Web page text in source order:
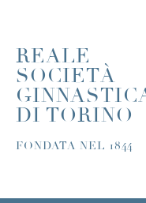
REALE
SOCIETÀ
DI TORINO
FONDATA NEL 1844